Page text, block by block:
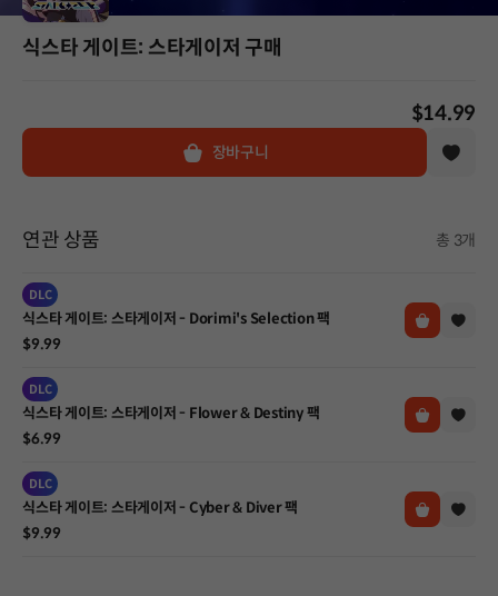
식스타 게이트: 스타게이저 구매
$14.99
장바구니
연관 상품 총 3개
DLC
식스타 게이트: 스타게이저 - Dorimi's Selection 팩
$9.99
DLC
식스타 게이트: 스타게이저 - Flower & Destiny 팩
$6.99
DLC
식스타 게이트: 스타게이저 - Cyber & Diver 팩
$9.99